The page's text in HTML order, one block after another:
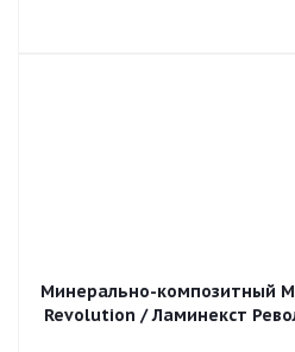
Минерально-композитный
Revolution / Ламинекст